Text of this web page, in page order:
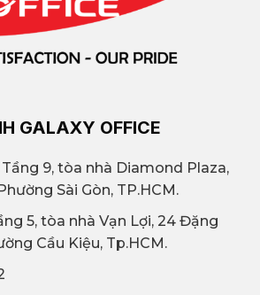
GALAXY OFFICE
9, tòa nhà Diamond Plaza,
Sài Gòn, TP.HCM.
5, tòa nhà Vạn Lợi, 24 Đặng
Cầu Kiệu, Tp.HCM.